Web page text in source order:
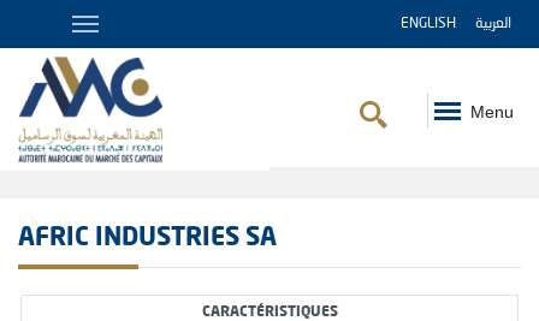
ENGLISH العربية
Menu
AFRIC INDUSTRIES SA
CARACTÉRISTIQUES